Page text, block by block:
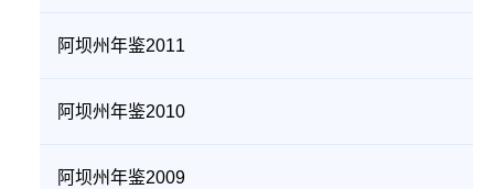
阿坝州年鉴2011
阿坝州年鉴2010
阿坝州年鉴2009